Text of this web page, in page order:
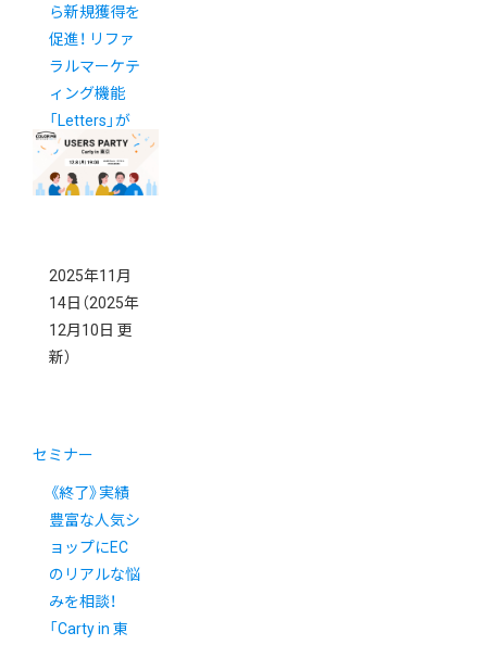
ら新規獲得を
促進！ リファ
ラルマーケテ
ィング機能
「Letters」が
アプリストア
に登場
2025年11月
14日 （2025年
12月10日 更
新）
セミナー
《終了》実績
豊富な人気シ
ョップにEC
のリアルな悩
みを相談！
「Carty in 東